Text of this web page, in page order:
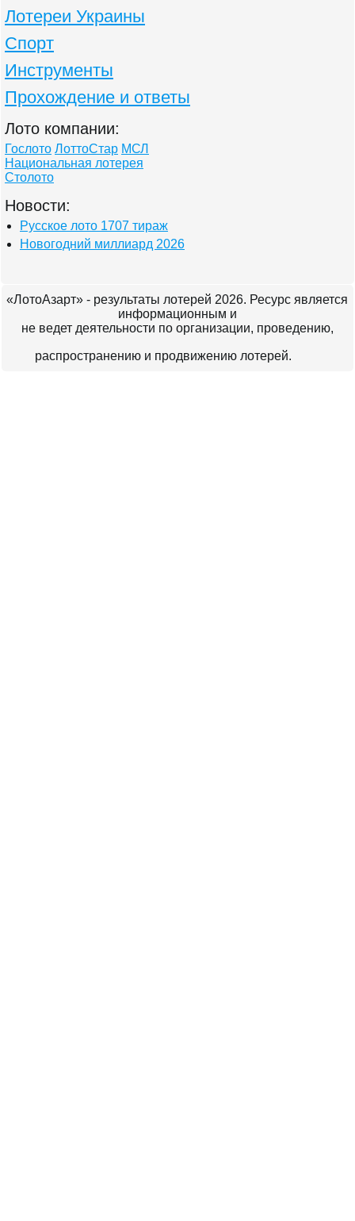
Лотереи Украины
Спорт
Инструменты
Прохождение и ответы
Лото компании:
Гослото ЛоттоСтар МСЛ
Национальная лотерея
Столото
Новости:
Русское лото 1707 тираж
Новогодний миллиард 2026
«ЛотоАзарт» - результаты лотерей 2026. Ресурс является
информационным и
не ведет деятельности по организации, проведению,
распространению и продвижению лотерей.